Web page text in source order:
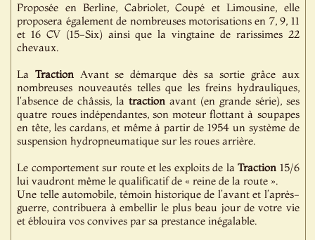
Proposée en Berline, Cabriolet, Coupé et Limousine, elle
proposera également de nombreuses motorisations en 7, 9, 11
et 16 CV (15-Six) ainsi que la vingtaine de rarissimes 22
chevaux.
LaTraction Avant se démarque dès sa sortie grâce aux
nombreuses nouveautés telles que les freins hydrauliques,
l'absence de châssis, latraction avant (en grande série), ses
quatre roues indépendantes, son moteur flottant à soupapes
en tête, les cardans, et même à partir de 1954 un système de
suspension hydropneumatique sur les roues arrière.
Le comportement sur route et les exploits de laTraction 15/6
lui vaudront même le qualificatif de « reine de la route ».
Une telle automobile, témoin historique de l’avant et l’après-
guerre, contribuera à embellir le plus beau jour de votre vie
et éblouira vos convives par sa prestance inégalable.